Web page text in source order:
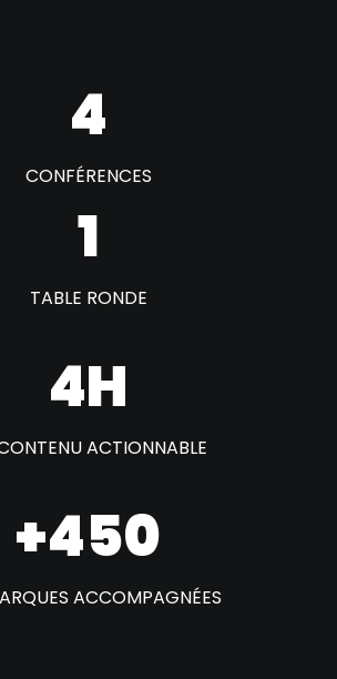
4
CONFÉRENCES
1
TABLE RONDE
4H
ACTIONNABLE
+450
ACCOMPAGNÉES